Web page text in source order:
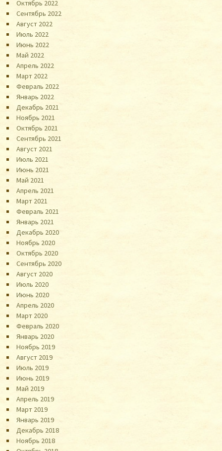
Октябрь 2022
Сентябрь 2022
Август 2022
Июль 2022
Июнь 2022
Май 2022
Апрель 2022
Март 2022
Февраль 2022
Январь 2022
Декабрь 2021
Ноябрь 2021
Октябрь 2021
Сентябрь 2021
Август 2021
Июль 2021
Июнь 2021
Май 2021
Апрель 2021
Март 2021
Февраль 2021
Январь 2021
Декабрь 2020
Ноябрь 2020
Октябрь 2020
Сентябрь 2020
Август 2020
Июль 2020
Июнь 2020
Апрель 2020
Март 2020
Февраль 2020
Январь 2020
Ноябрь 2019
Август 2019
Июль 2019
Июнь 2019
Май 2019
Апрель 2019
Март 2019
Январь 2019
Декабрь 2018
Ноябрь 2018